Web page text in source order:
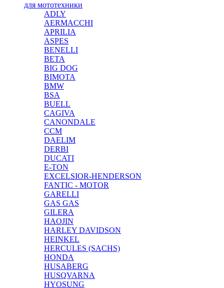
для мототехники
ADLY
AERMACCHI
APRILIA
ASPES
BENELLI
BETA
BIG DOG
BIMOTA
BMW
BSA
BUELL
CAGIVA
CANONDALE
CCM
DAELIM
DERBI
DUCATI
E-TON
EXCELSIOR-HENDERSON
FANTIC - MOTOR
GARELLI
GAS GAS
GILERA
HAOJIN
HARLEY DAVIDSON
HEINKEL
HERCULES (SACHS)
HONDA
HUSABERG
HUSQVARNA
HYOSUNG